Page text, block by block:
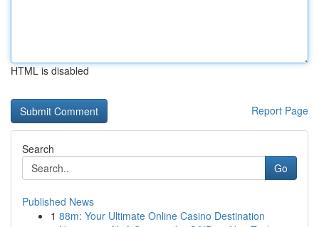
HTML is disabled
Report Page
Search
Go
Published News
1 88m: Your Ultimate Online Casino Destination